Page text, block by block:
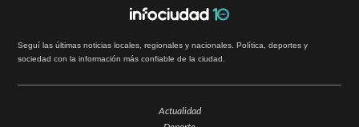
Seguí las últimas noticias locales, regionales y nacionales. Política, deportes y
sociedad con la información más confiable de la ciudad.
Actualidad